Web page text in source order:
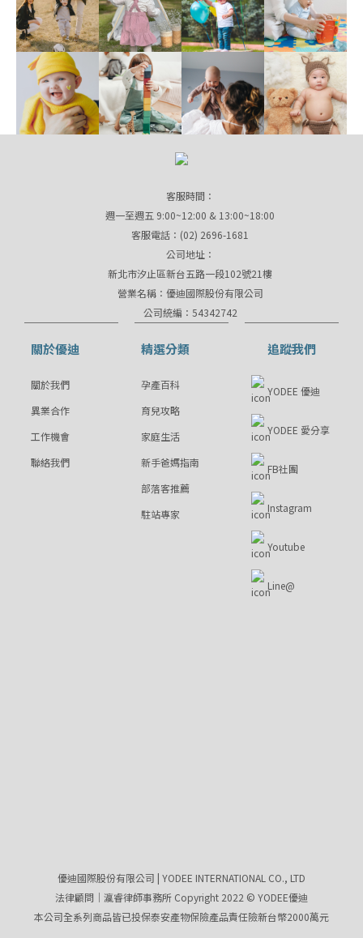
客服時間：
週一至週五 9:00~12:00 & 13:00~18:00
客服電話：(02) 2696-1681
公司地址：
新北市汐止區新台五路一段102號21樓
營業名稱：優迪國際股份有限公司
公司統編：54342742
關於優迪
關於我們
異業合作
工作機會
聯絡我們
精選分類
孕產百科
育兒攻略
家庭生活
新手爸媽指南
部落客推薦
駐站專家
追蹤我們
YODEE 優迪
YODEE 愛分享
FB社團
Instagram
Youtube
Line@
優迪國際股份有限公司 | YODEE INTERNATIONAL CO., LTD
法律顧問｜瀛睿律師事務所 Copyright 2022 © YODEE優迪
本公司全系列商品皆已投保泰安產物保險產品責任險新台幣2000萬元